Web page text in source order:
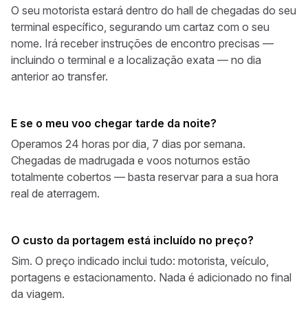
O seu motorista estará dentro do hall de chegadas do seu
terminal específico, segurando um cartaz com o seu
nome. Irá receber instruções de encontro precisas —
incluindo o terminal e a localização exata — no dia
anterior ao transfer.
E se o meu voo chegar tarde da noite?
Operamos 24 horas por dia, 7 dias por semana.
Chegadas de madrugada e voos noturnos estão
totalmente cobertos — basta reservar para a sua hora
real de aterragem.
O custo da portagem está incluído no preço?
Sim. O preço indicado inclui tudo: motorista, veículo,
portagens e estacionamento. Nada é adicionado no final
da viagem.